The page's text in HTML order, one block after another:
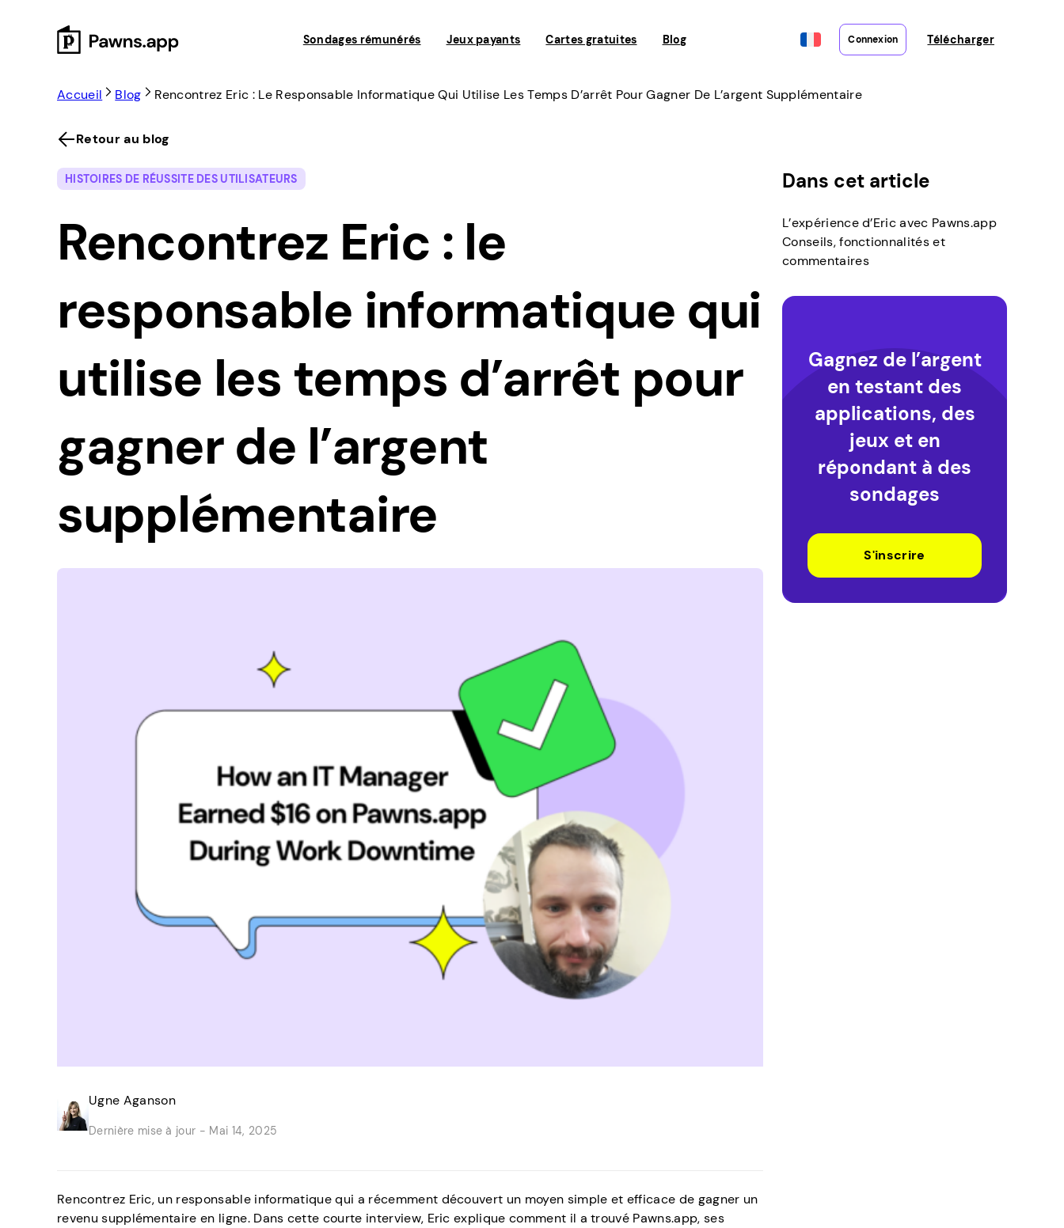
Sondages rémunérés Jeux payants Cartes gratuites Blog Connexion Télécharger
Accueil Blog Rencontrez Eric : Le Responsable Informatique Qui Utilise Les Temps D’arrêt Pour Gagner De L’argent Supplémentaire
Retour au blog
HISTOIRES DE RÉUSSITE DES UTILISATEURS
Rencontrez Eric : le
responsable informatique qui
utilise les temps d’arrêt pour
gagner de l’argent
supplémentaire
Ugne Aganson
Dernière mise à jour - Mai 14, 2025
Rencontrez Eric, un responsable informatique qui a récemment découvert un moyen simple et efficace de gagner un
revenu supplémentaire en ligne. Dans cette courte interview, Eric explique comment il a trouvé Pawns.app, ses
Dans cet article
L’expérience d’Eric avec Pawns.app
Conseils, fonctionnalités et
commentaires
Gagnez de l’argent
en testant des
applications, des
jeux et en
répondant à des
sondages
S'inscrire